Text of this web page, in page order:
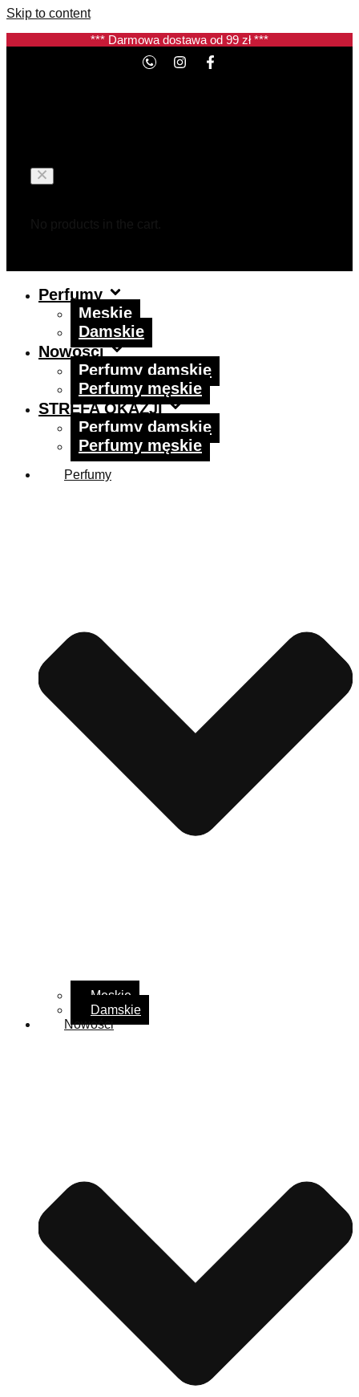
Skip to content
*** Darmowa dostawa od 99 zł ***
Perfumy
Męskie
Damskie
Nowości
Perfumy damskie
Perfumy męskie
STREFA OKAZJI
Perfumy damskie
Perfumy męskie
Perfumy
Męskie
Damskie
Nowości